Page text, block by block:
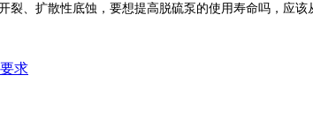
裂、扩散性底蚀，要想提高脱硫泵的使用寿命
求